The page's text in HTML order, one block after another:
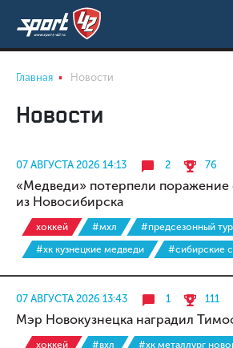
Главная Новости
Новости
07 АВГУСТА 2026 14:13 2 76
«Медведи» потерпели поражение
из Новосибирска
хоккей #мхл
#предсезонный
#хк кузнецкие медведи
#сибирские
07 АВГУСТА 2026 13:43 1 111
Мэр Новокузнецка наградил
хоккей #вхл #хк металлург